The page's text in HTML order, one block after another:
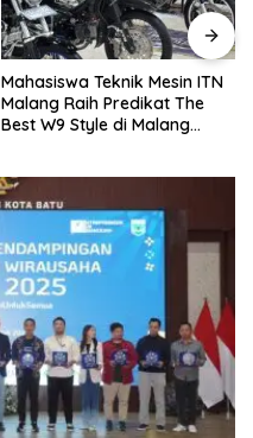
Mahasiswa Teknik Mesin ITN
Malang Raih Predikat The
Best W9 Style di Malang